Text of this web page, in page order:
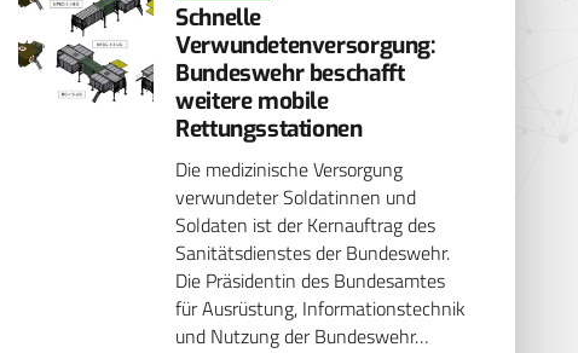
Schnelle
Verwundetenversorgung:
Bundeswehr beschafft
weitere mobile
Rettungsstationen
Die medizinische Versorgung
verwundeter Soldatinnen und
Soldaten ist der Kernauftrag des
Sanitätsdienstes der Bundeswehr.
Die Präsidentin des Bundesamtes
für Ausrüstung, Informationstechnik
und Nutzung der Bundeswehr…